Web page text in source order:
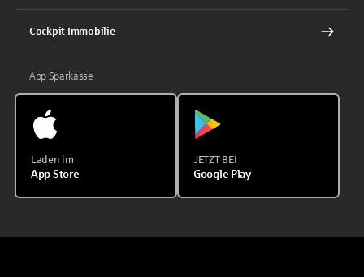
Cockpit Immobilie
App Sparkasse
Laden im
App Store
JETZT BEI
Google Play